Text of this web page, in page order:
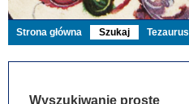
Strona główna Szukaj Tezaurus
Wyszukiwanie proste